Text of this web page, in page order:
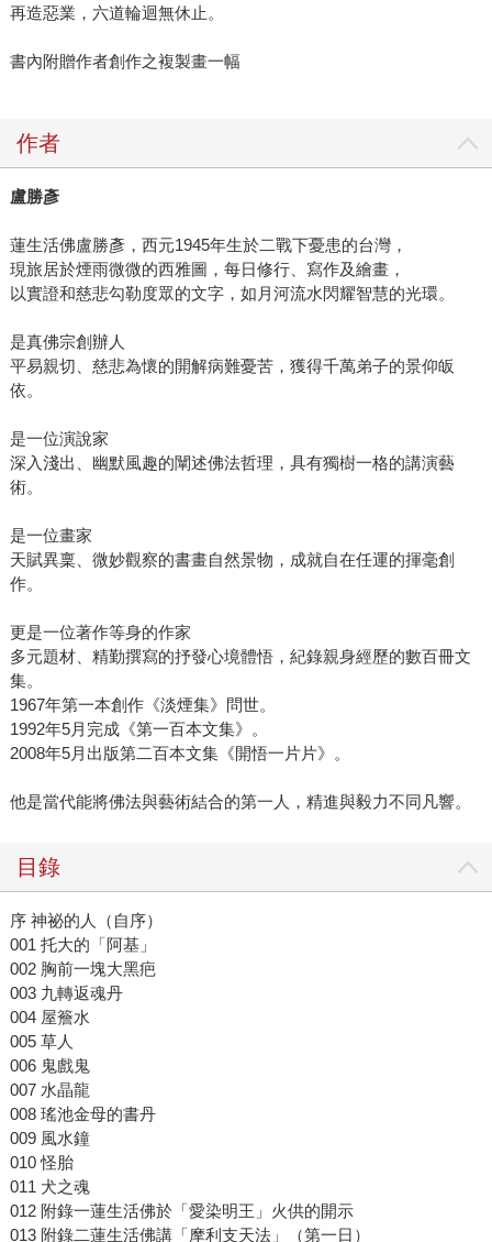
再造惡業，六道輪迴無休止。
書內附贈作者創作之複製畫一幅
作者
盧勝彥
蓮生活佛盧勝彥，西元1945年生於二戰下憂患的台灣，
現旅居於煙雨微微的西雅圖，每日修行、寫作及繪畫，
以實證和慈悲勾勒度眾的文字，如月河流水閃耀智慧的光環。
是真佛宗創辦人
平易親切、慈悲為懷的開解病難憂苦，獲得千萬弟子的景仰皈
依。
是一位演說家
深入淺出、幽默風趣的闡述佛法哲理，具有獨樹一格的講演藝
術。
是一位畫家
天賦異稟、微妙觀察的書畫自然景物，成就自在任運的揮毫創
作。
更是一位著作等身的作家
多元題材、精勤撰寫的抒發心境體悟，紀錄親身經歷的數百冊文
集。
1967年第一本創作《淡煙集》問世。
1992年5月完成《第一百本文集》。
2008年5月出版第二百本文集《開悟一片片》。
他是當代能將佛法與藝術結合的第一人，精進與毅力不同凡響。
目錄
序 神祕的人（自序）
001 托大的「阿基」
002 胸前一塊大黑疤
003 九轉返魂丹
004 屋簷水
005 草人
006 鬼戲鬼
007 水晶龍
008 瑤池金母的書丹
009 風水鐘
010 怪胎
011 犬之魂
012 附錄一蓮生活佛於「愛染明王」火供的開示
013 附錄二蓮生活佛講「摩利支天法」（第一日）